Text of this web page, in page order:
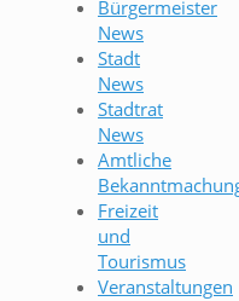
Bürgermeister
News
Stadt
News
Stadtrat
News
Amtliche
Freizeit
und
Tourismus
Veranstaltungen